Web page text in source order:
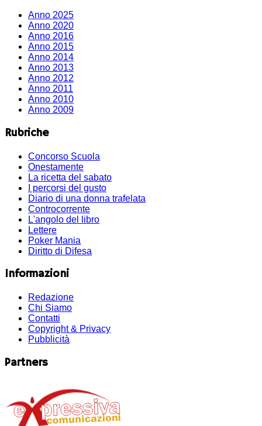
Anno 2025
Anno 2020
Anno 2016
Anno 2015
Anno 2014
Anno 2013
Anno 2012
Anno 2011
Anno 2010
Anno 2009
Rubriche
Concorso Scuola
Onestamente
La ricetta del sabato
I percorsi del gusto
Diario di una donna trafelata
Controcorrente
L'angolo del libro
Lettere
Poker Mania
Diritto di Difesa
Informazioni
Redazione
Chi Siamo
Contatti
Copyright & Privacy
Pubblicità
Partners